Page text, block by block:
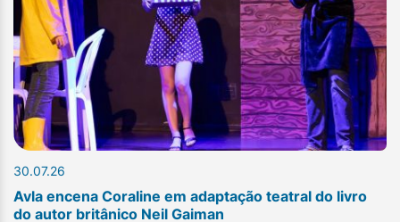
30.07.26
Avla encena Coraline em adaptação teatral do livro
do autor britânico Neil Gaiman